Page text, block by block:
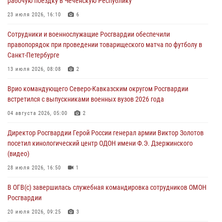
07 августа 2026, 12:00
Смольного собора в Санкт-Петербурге (видео)
07 августа 2026, 11:34 3
В Курске росгвардейцы провели занятие по основам
07 августа 2026, 11:33
Рэпер ST посетил раненых росгвардейцев в Главном военном
07 августа 2026, 11:18
23 июля 2026, 16:10 6
Сотрудники и военнослужащие Росгвардии обеспечили
правопорядок при проведении товарищеского матча по футболу в
Санкт-Петербурге
13 июля 2026, 08:08 2
Врио командующего Северо-Кавказским округом Росгвардии
встретился с выпускниками военных вузов 2026 года
04 августа 2026, 05:00 2
Директор Росгвардии Герой России генерал армии Виктор Золотов
посетил кинологический центр ОДОН имени Ф.Э. Дзержинского
(видео)
28 июля 2026, 16:50 1
В ОГВ(с) завершилась служебная командировка сотрудников ОМОН
Росгвардии
20 июля 2026, 09:25 3